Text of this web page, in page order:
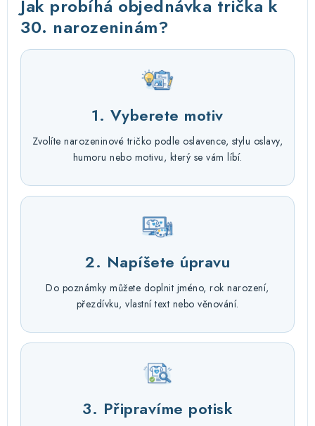
Jak probíhá objednávka trička k
30. narozeninám?
1. Vyberete motiv
Zvolíte narozeninové tričko podle oslavence, stylu oslavy,
humoru nebo motivu, který se vám líbí.
2. Napíšete úpravu
Do poznámky můžete doplnit jméno, rok narození,
přezdívku, vlastní text nebo věnování.
3. Připravíme potisk